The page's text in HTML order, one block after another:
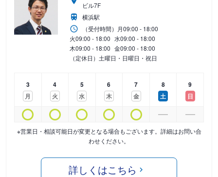
ビル7F
横浜駅
（受付時間） 月09:00 - 18:00
火09:00 - 18:00 水09:00 - 18:00
木09:00 - 18:00 金09:00 - 18:00
（定休日）土曜日・日曜日・祝日
3
月
4
火
5
水
6
木
7
金
8
土
9
日
※営業日・相談可能日が変更となる場合もございます。詳細はお問い合
わせください。
詳しくはこちら